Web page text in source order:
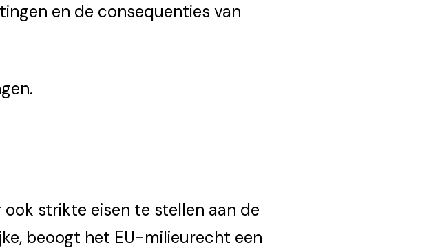
en de consequenties van
strikte eisen te stellen aan de
beoogt het EU-milieurecht een